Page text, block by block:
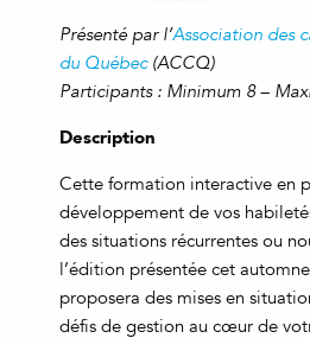
Présenté par l’Association des
du Québec(ACCQ)
Participants : Minimum 8 –
Description
Cette formation interactive en
développement de vos
des situations récurrentes ou
l’édition présentée cet
proposera des mises en
défis de gestion au cœur de